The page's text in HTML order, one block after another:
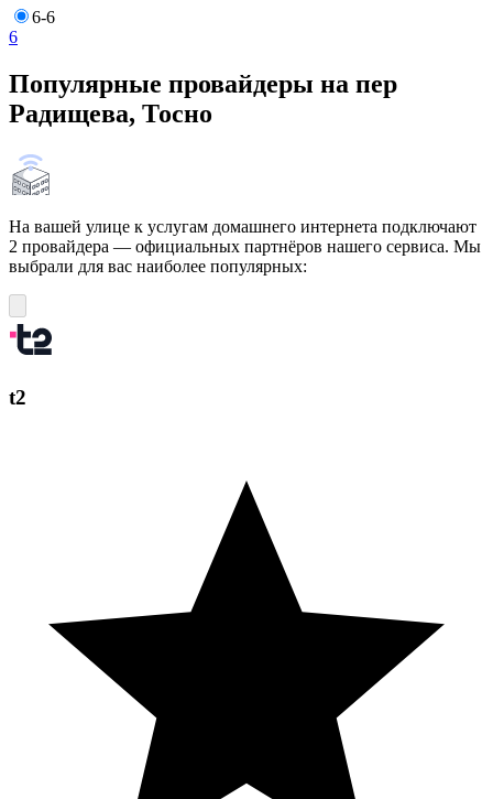
6-6
6
Популярные провайдеры на пер
Радищева, Тосно
На вашей улице к услугам домашнего интернета подключают
2 провайдера — официальных партнёров нашего сервиса. Мы
выбрали для вас наиболее популярных:
t2